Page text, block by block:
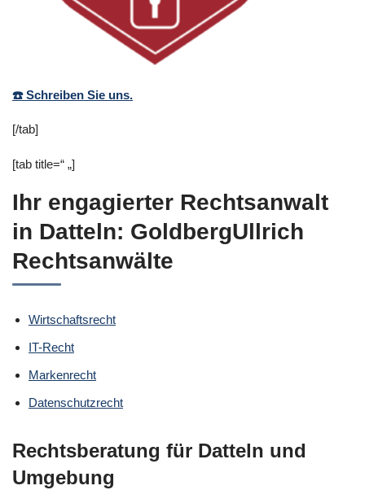
☎️ Schreiben Sie uns.
[/tab]
[tab title=“ „]
Ihr engagierter Rechtsanwalt
in Datteln: GoldbergUllrich
Rechtsanwälte
Wirtschaftsrecht
IT-Recht
Markenrecht
Datenschutzrecht
Rechtsberatung für Datteln und
Umgebung